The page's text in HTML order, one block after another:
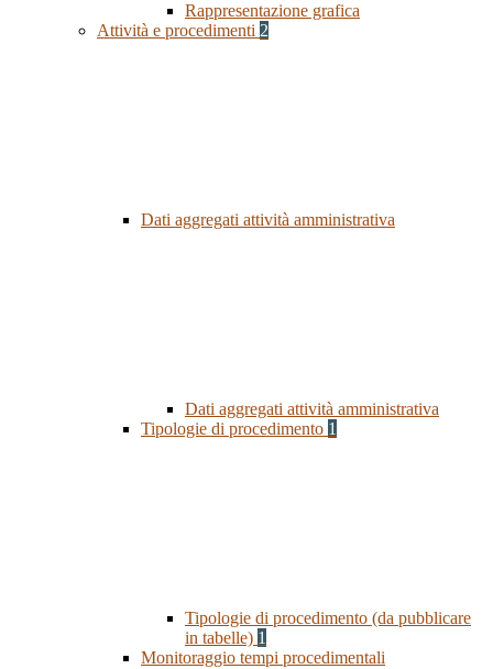
Rappresentazione grafica
Attività e procedimenti 2
Dati aggregati attività amministrativa
Dati aggregati attività amministrativa
Tipologie di procedimento 1
Tipologie di procedimento (da pubblicare
in tabelle) 1
Monitoraggio tempi procedimentali